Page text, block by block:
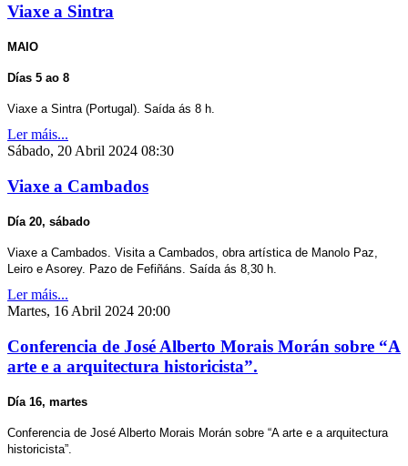
Viaxe a Sintra
MAIO
Días 5 ao 8
Viaxe a Sintra (Portugal). Saída ás 8 h.
Ler máis...
Sábado, 20 Abril 2024 08:30
Viaxe a Cambados
Día 20, sábado
Viaxe a Cambados. Visita a Cambados, obra artística de Manolo Paz,
Leiro e Asorey. Pazo de Fefiñáns. Saída ás 8,30 h.
Ler máis...
Martes, 16 Abril 2024 20:00
Conferencia de José Alberto Morais Morán sobre “A
arte e a arquitectura historicista”.
Día 16, martes
Conferencia de José Alberto Morais Morán sobre “A arte e a arquitectura
historicista”.